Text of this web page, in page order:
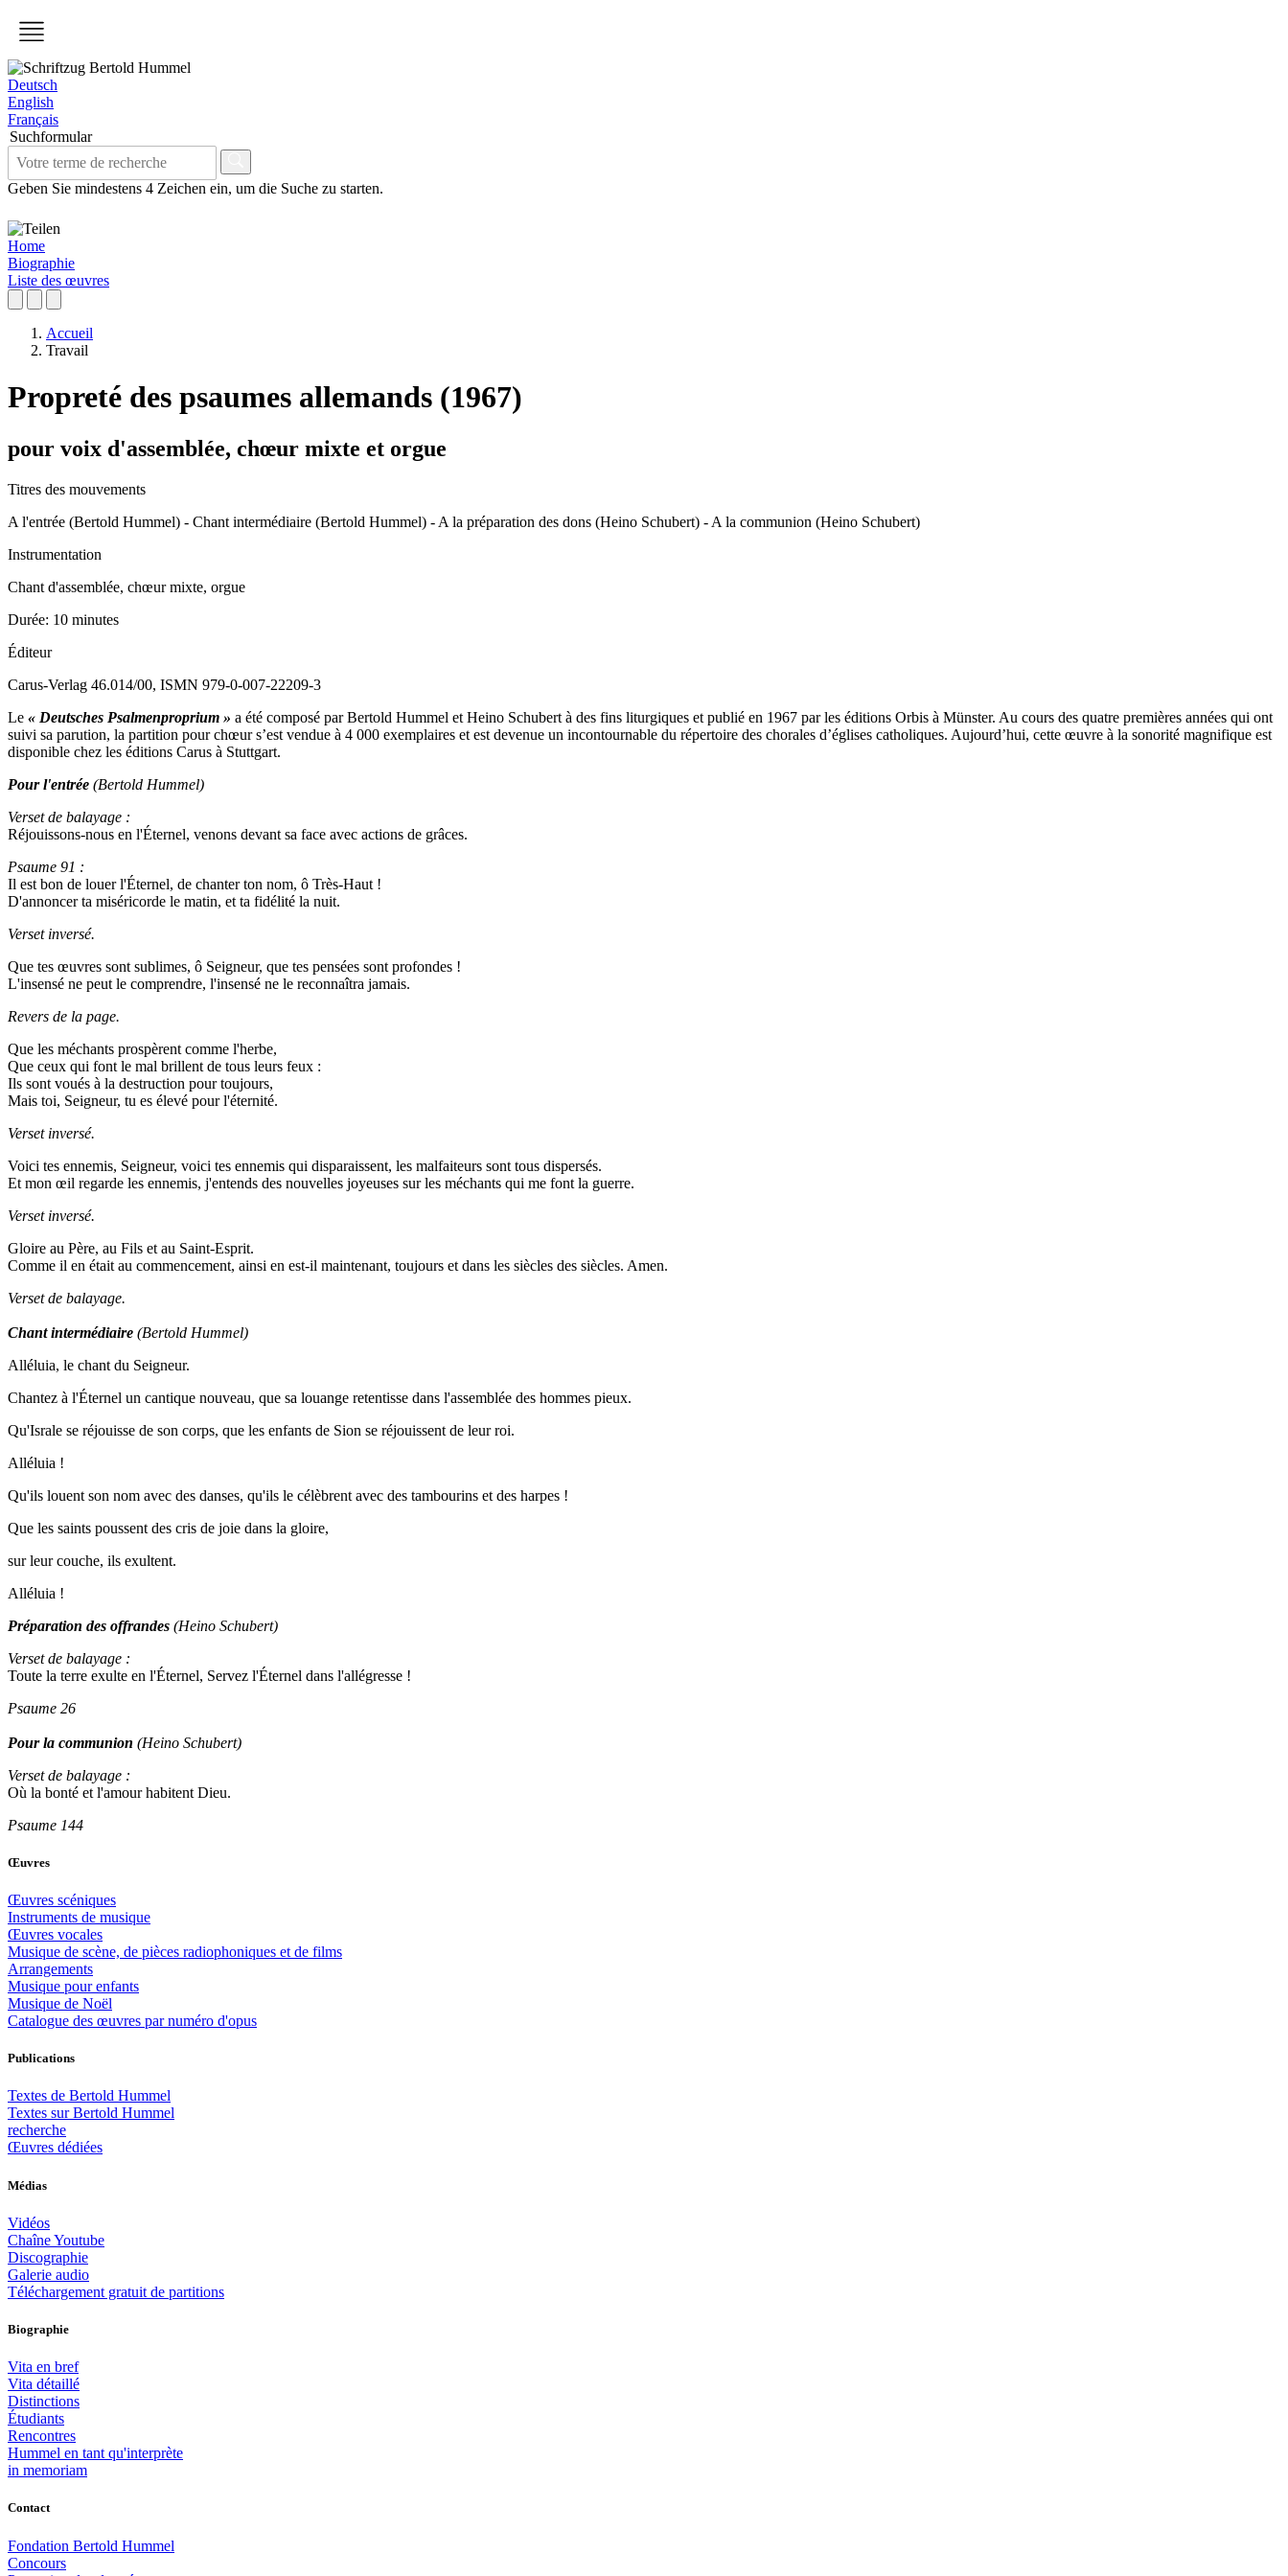
Deutsch
English
Français
Suchformular
Geben Sie mindestens 4 Zeichen ein, um die Suche zu starten.
Home
Biographie
Liste des œuvres
Accueil
Travail
Propreté des psaumes allemands (1967)
pour voix d'assemblée, chœur mixte et orgue
Titres des mouvements
A l'entrée (Bertold Hummel) - Chant intermédiaire (Bertold Hummel) - A la préparation des dons (Heino Schubert) - A la communion (Heino Schubert)
Instrumentation
Chant d'assemblée, chœur mixte, orgue
Durée: 10 minutes
Éditeur
Carus-Verlag 46.014/00, ISMN 979-0-007-22209-3
Le « Deutsches Psalmenproprium » a été composé par Bertold Hummel et Heino Schubert à des fins liturgiques et publié en 1967 par les éditions Orbis à Münster. Au cours des quatre premières années qui ont
suivi sa parution, la partition pour chœur s’est vendue à 4 000 exemplaires et est devenue un incontournable du répertoire des chorales d’églises catholiques. Aujourd’hui, cette œuvre à la sonorité magnifique est
disponible chez les éditions Carus à Stuttgart.
Pour l'entrée (Bertold Hummel)
Verset de balayage :
Réjouissons-nous en l'Éternel, venons devant sa face avec actions de grâces.
Psaume 91 :
Il est bon de louer l'Éternel, de chanter ton nom, ô Très-Haut !
D'annoncer ta miséricorde le matin, et ta fidélité la nuit.
Verset inversé.
Que tes œuvres sont sublimes, ô Seigneur, que tes pensées sont profondes !
L'insensé ne peut le comprendre, l'insensé ne le reconnaîtra jamais.
Revers de la page.
Que les méchants prospèrent comme l'herbe,
Que ceux qui font le mal brillent de tous leurs feux :
Ils sont voués à la destruction pour toujours,
Mais toi, Seigneur, tu es élevé pour l'éternité.
Verset inversé.
Voici tes ennemis, Seigneur, voici tes ennemis qui disparaissent, les malfaiteurs sont tous dispersés.
Et mon œil regarde les ennemis, j'entends des nouvelles joyeuses sur les méchants qui me font la guerre.
Verset inversé.
Gloire au Père, au Fils et au Saint-Esprit.
Comme il en était au commencement, ainsi en est-il maintenant, toujours et dans les siècles des siècles. Amen.
Verset de balayage.
Chant intermédiaire (Bertold Hummel)
Alléluia, le chant du Seigneur.
Chantez à l'Éternel un cantique nouveau, que sa louange retentisse dans l'assemblée des hommes pieux.
Qu'Israle se réjouisse de son corps, que les enfants de Sion se réjouissent de leur roi.
Alléluia !
Qu'ils louent son nom avec des danses, qu'ils le célèbrent avec des tambourins et des harpes !
Que les saints poussent des cris de joie dans la gloire,
sur leur couche, ils exultent.
Alléluia !
Préparation des offrandes (Heino Schubert)
Verset de balayage :
Toute la terre exulte en l'Éternel, Servez l'Éternel dans l'allégresse !
Psaume 26
Pour la communion (Heino Schubert)
Verset de balayage :
Où la bonté et l'amour habitent Dieu.
Psaume 144
Œuvres
Œuvres scéniques
Instruments de musique
Œuvres vocales
Musique de scène, de pièces radiophoniques et de films
Arrangements
Musique pour enfants
Musique de Noël
Catalogue des œuvres par numéro d'opus
Publications
Textes de Bertold Hummel
Textes sur Bertold Hummel
recherche
Œuvres dédiées
Médias
Vidéos
Chaîne Youtube
Discographie
Galerie audio
Téléchargement gratuit de partitions
Biographie
Vita en bref
Vita détaillé
Distinctions
Étudiants
Rencontres
Hummel en tant qu'interprète
in memoriam
Contact
Fondation Bertold Hummel
Concours